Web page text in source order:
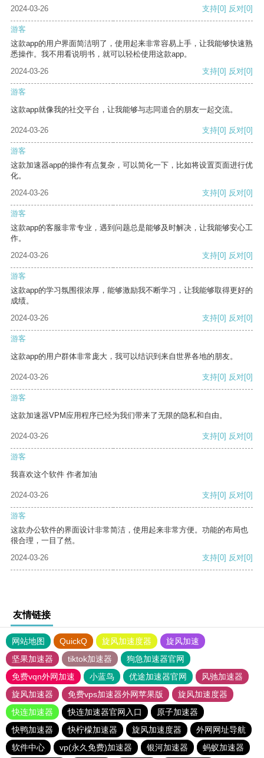
2024-03-26
支持[0] 反对[0]
游客
这款app的用户界面简洁明了，使用起来非常容易上手，让我能够快速熟
悉操作。我不用看说明书，就可以轻松使用这款app。
2024-03-26
支持[0] 反对[0]
游客
这款app就像我的社交平台，让我能够与志同道合的朋友一起交流。
2024-03-26 支持[0] 反对[0]
游客
这款加速器app的操作有点复杂，可以简化一下，比如将设置页面进行优
化。
2024-03-26
支持[0] 反对[0]
游客
这款app的客服非常专业，遇到问题总是能够及时解决，让我能够安心工
作。
2024-03-26
支持[0] 反对[0]
游客
这款app的学习氛围很浓厚，能够激励我不断学习，让我能够取得更好的
成绩。
2024-03-26
支持[0] 反对[0]
游客
这款app的用户群体非常庞大，我可以结识到来自世界各地的朋友。
2024-03-26 支持[0] 反对[0]
游客
这款加速器VPM应用程序已经为我们带来了无限的隐私和自由。
2024-03-26 支持[0] 反对[0]
游客
我喜欢这个软件 作者加油
2024-03-26 支持[0] 反对[0]
游客
这款办公软件的界面设计非常简洁，使用起来非常方便。功能的布局也
很合理，一目了然。
2024-03-26
支持[0] 反对[0]
友情链接
网站地图 QuickQ 旋风加速度器
旋风加速
坚果加速器
tiktok加速器
狗急加速器官网
免费vqn外网加速
小蓝鸟 优途加速器官网
风驰加速器
旋风加速器
免费vps加速器外网苹果版
旋风加速度器
快连加速器
快连加速器官网入口
原子加速器
快鸭加速器
快柠檬加速器 旋风加速度器
外网网址导航
软件中心
vp(永久免费)加速器 银河加速器 蚂蚁加速器